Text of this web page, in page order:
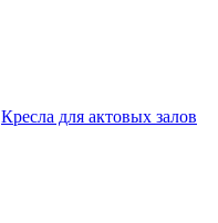
Кресла для актовых залов